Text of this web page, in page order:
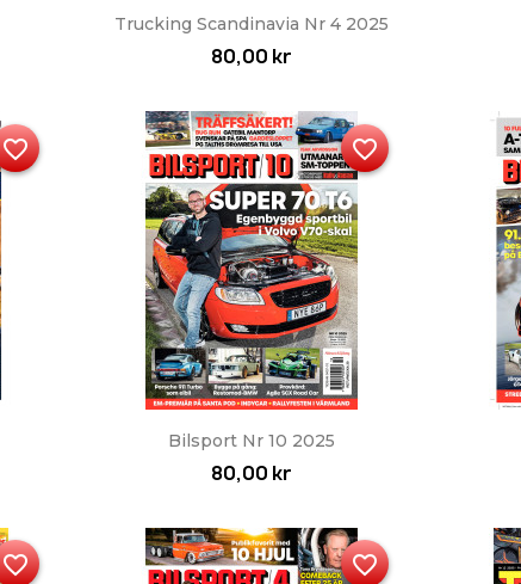
Snabbvy
Trucking Scandinavia Nr 4 2025
80,00 kr
favorite_border
Snabbvy
Bilsport Nr 10 2025
80,00 kr
favorite_border
favorite_border favorite_border